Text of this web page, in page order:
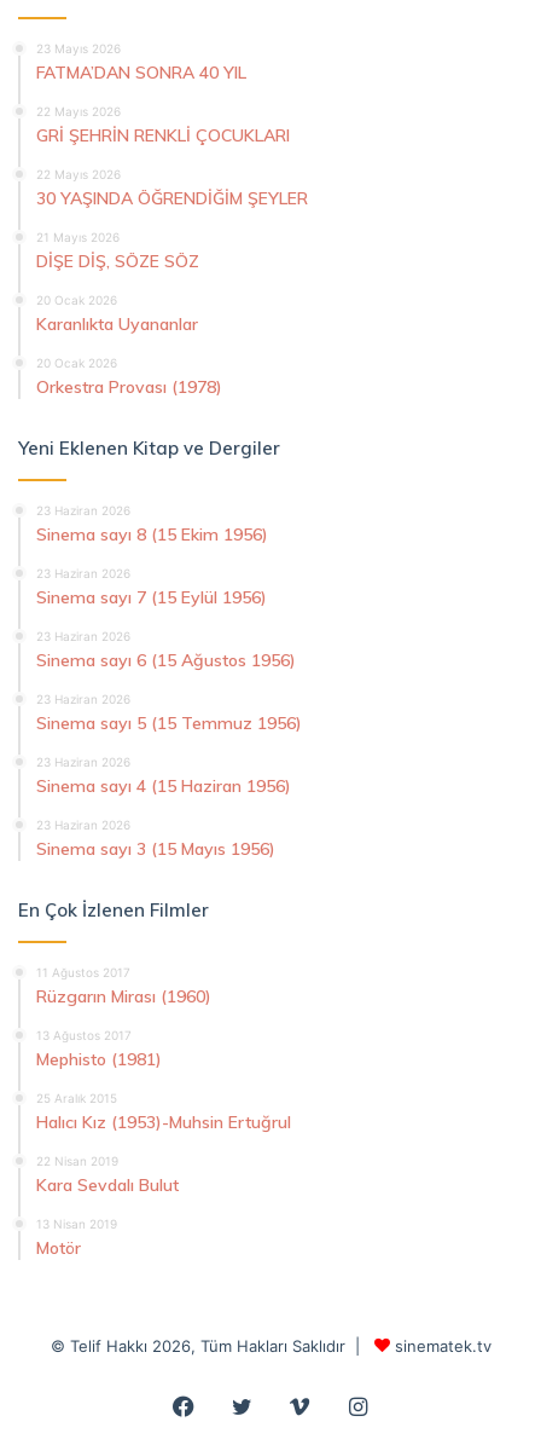
23 Mayıs 2026
FATMA’DAN SONRA 40 YIL
22 Mayıs 2026
GRİ ŞEHRİN RENKLİ ÇOCUKLARI
22 Mayıs 2026
30 YAŞINDA ÖĞRENDİĞİM ŞEYLER
21 Mayıs 2026
DİŞE DİŞ, SÖZE SÖZ
20 Ocak 2026
Karanlıkta Uyananlar
20 Ocak 2026
Orkestra Provası (1978)
Yeni Eklenen Kitap ve Dergiler
23 Haziran 2026
Sinema sayı 8 (15 Ekim 1956)
23 Haziran 2026
Sinema sayı 7 (15 Eylül 1956)
23 Haziran 2026
Sinema sayı 6 (15 Ağustos 1956)
23 Haziran 2026
Sinema sayı 5 (15 Temmuz 1956)
23 Haziran 2026
Sinema sayı 4 (15 Haziran 1956)
23 Haziran 2026
Sinema sayı 3 (15 Mayıs 1956)
En Çok İzlenen Filmler
11 Ağustos 2017
Rüzgarın Mirası (1960)
13 Ağustos 2017
Mephisto (1981)
25 Aralık 2015
Halıcı Kız (1953)-Muhsin Ertuğrul
22 Nisan 2019
Kara Sevdalı Bulut
13 Nisan 2019
Motör
© Telif Hakkı 2026, Tüm Hakları Saklıdır | sinematek.tv
Facebook
Twitter VimeoInstagram